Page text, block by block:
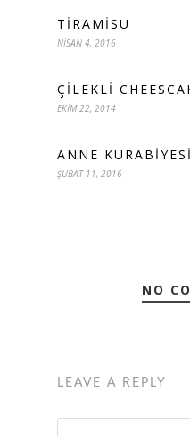
TIRAMISU
NISAN 4, 2016
ÇILEKLI
EKIM 22, 2014
ANNE KURABIYESI
ŞUBAT 11, 2016
NO
LEAVE A REPLY